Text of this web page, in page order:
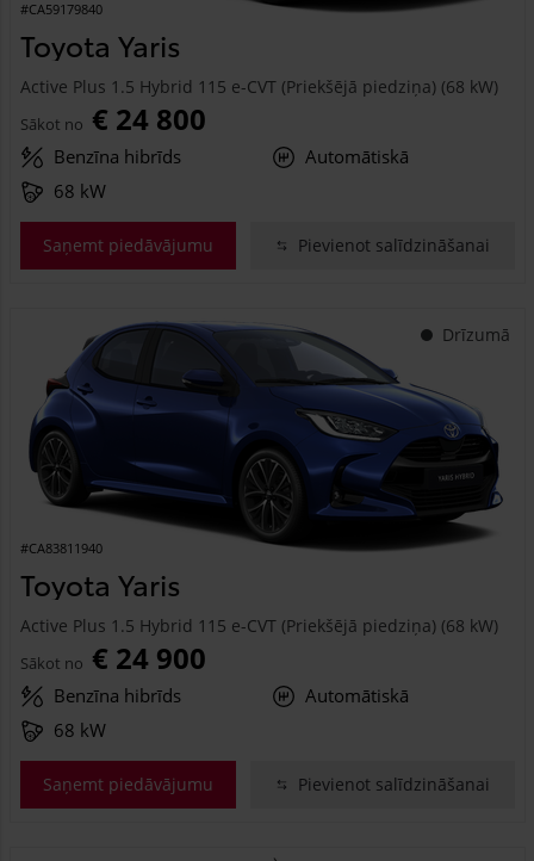
#CA59179840
Toyota Yaris
Active Plus 1.5 Hybrid 115 e-CVT (Priekšējā piedziņa) (68 kW)
Sākot no € 24 800
Benzīna hibrīds
Automātiskā
68 kW
Saņemt piedāvājumu Pievienot salīdzināšanai
Drīzumā
#CA83811940
Toyota Yaris
Active Plus 1.5 Hybrid 115 e-CVT (Priekšējā piedziņa) (68 kW)
Sākot no € 24 900
Benzīna hibrīds
Automātiskā
68 kW
Saņemt piedāvājumu Pievienot salīdzināšanai